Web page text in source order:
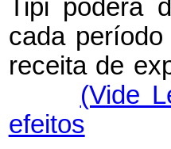
Tipi poderá
cada
receita de
(Vide
efeitos